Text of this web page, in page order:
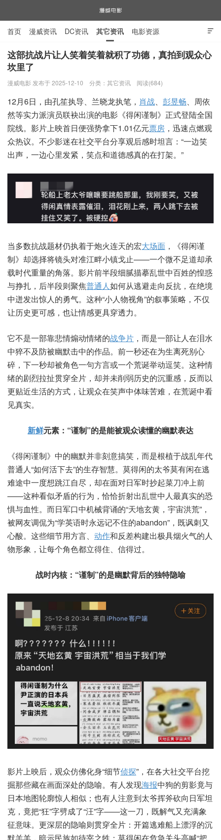
漫威电影

首页 漫威资讯 DC资讯 其它资讯 电影资源
电视剧资源 漫威图片
这部抗战片让人笑着笑着就积了功德，真拍到观众心
坎里了
漫威电影 发布于 2025-12-10 分类： 其它资讯 阅读(684)
12月6日，由孔笙执导、兰晓龙执笔， 肖战、 彭昱畅、周依
然等实力派演员联袂出演的电影《得闲谨制》正式登陆全国
院线。影片上映首日便强势拿下1.01亿元票房 ，迅速点燃观
众热议。不少影迷在社交平台分享观后感时坦言：“一边笑
出声，一边心里发紧，笑点和道德感真的在打架。”
当多数抗战题材仍执着于炮火连天的宏大场面 ，《得闲谨
制》却选择将镜头对准江畔小镇戈止——一个微不足道却承
载时代重量的角落。影片前半段细腻描摹乱世中百姓的惶惑
与挣扎，后半段则聚焦普通人如何从逃避走向反抗，在绝境
中迸发出惊人的勇气。这种“小人物视角”的叙事策略，不仅
让历史更可感，也让情感更具穿透力。
它不是一部靠悲情煽动情绪的战争片 ，而是一部让人在泪水
中猝不及防被幽默击中的作品。前一秒还在为生离死别心
碎，下一秒却被角色一句方言或一个荒诞举动逗笑。这种情
绪的剧烈拉扯贯穿全片，却并未削弱历史的沉重感，反而以
更贴近生活的方式，让观众在笑声中体味苦难，在荒诞中看
见真实。
新鲜元素：“谨制”的是能被观众读懂的幽默表达
《得闲谨制》中的幽默并非刻意搞笑，而是根植于战乱年代
普通人“如何活下去”的生存智慧。莫得闲的太爷莫有闲在逃
难途中一度想跳江自尽，却在面对日军时抄起菜刀冲上前
——这种看似矛盾的行为，恰恰折射出乱世中人最真实的恐
惧与血性。而日军口中机械背诵的“天地玄黄，宇宙洪荒”，
被网友调侃为“学英语时永远记不住的abandon”，既讽刺又
心酸。这些细节用方言、 动作和反差构建出极具烟火气的人
物形象，让每个角色都立得住、信得过。
战时内核：“谨制”的是幽默背后的独特隐喻
影片上映后，观众仿佛化身“细节侦探”，在各大社交平台挖
掘那些藏在画面深处的隐喻。有人发现海报中狗的剪影竟与
日本地图轮廓惊人相似；也有人注意到太爷挥斧砍向日军坦
克，竟把“狂”字劈成了“汪”字——这一刀，既解气又充满象
征意味。更深层的隐喻则贯穿全片：开篇逃难船上漂浮的沉